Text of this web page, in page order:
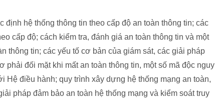
hệ thống thông tin theo cấp độ an toàn thông tin; các
cấp độ; cách kiểm tra, đánh giá an toàn thông tin và một
thông tin; các yếu tố cơ bản của giám sát, các giải pháp
phải đối mặt khi mất an toàn thông tin, một số mã độc nguy
Hệ điều hành; quy trình xây dựng hệ thống mạng an toàn,
pháp đảm bảo an toàn hệ thống mạng và kiểm soát truy